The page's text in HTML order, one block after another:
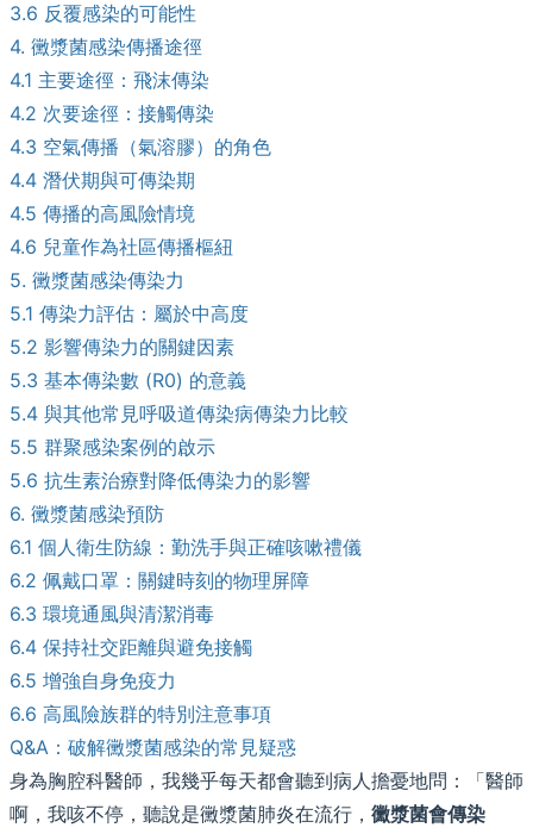
3.6 反覆感染的可能性
4. 黴漿菌感染傳播途徑
4.1 主要途徑：飛沫傳染
4.2 次要途徑：接觸傳染
4.3 空氣傳播（氣溶膠）的角色
4.4 潛伏期與可傳染期
4.5 傳播的高風險情境
4.6 兒童作為社區傳播樞紐
5. 黴漿菌感染傳染力
5.1 傳染力評估：屬於中高度
5.2 影響傳染力的關鍵因素
5.3 基本傳染數 (R0) 的意義
5.4 與其他常見呼吸道傳染病傳染力比較
5.5 群聚感染案例的啟示
5.6 抗生素治療對降低傳染力的影響
6. 黴漿菌感染預防
6.1 個人衛生防線：勤洗手與正確咳嗽禮儀
6.2 佩戴口罩：關鍵時刻的物理屏障
6.3 環境通風與清潔消毒
6.4 保持社交距離與避免接觸
6.5 增強自身免疫力
6.6 高風險族群的特別注意事項
Q&A：破解黴漿菌感染的常見疑惑
身為胸腔科醫師，我幾乎每天都會聽到病人擔憂地問：「醫師
啊，我咳不停，聽說是黴漿菌肺炎在流行， 黴漿菌會傳染